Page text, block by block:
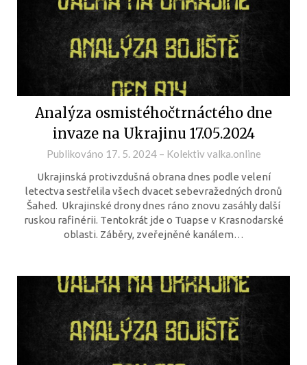
Analýza osmistéhočtrnáctého dne
invaze na Ukrajinu 17.05.2024
Publikováno 17. 5. 2024– Kolektiv valka.online
Ukrajinská protivzdušná obrana dnes podle velení
letectva sestřelila všech dvacet sebevražedných dronů
Šahed. Ukrajinské drony dnes ráno znovu zasáhly další
ruskou rafinérii. Tentokrát jde o Tuapse v Krasnodarské
oblasti. Záběry, zveřejněné kanálem…